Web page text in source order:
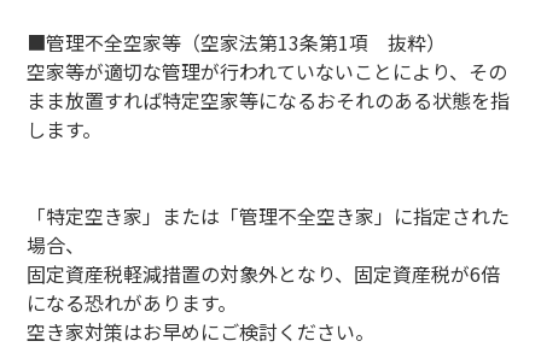
■管理不全空家等（空家法第13条第1項 抜粋）
空家等が適切な管理が行われていないことにより、その
まま放置すれば特定空家等になるおそれのある状態を指
します。
「特定空き家」または「管理不全空き家」に指定された
場合、
固定資産税軽減措置の対象外となり、固定資産税が6倍
になる恐れがあります。
空き家対策はお早めにご検討ください。